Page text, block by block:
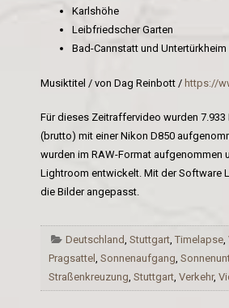
Karlshöhe
Leibfriedscher Garten
Bad-Cannstatt und Untertürkheim
Musiktitel / von Dag Reinbott / https://
Für dieses Zeitraffervideo wurden 7.933
(brutto) mit einer Nikon D850
wurden im RAW-Format aufgenommen
Lightroom entwickelt. Mit der Software
die Bilder angepasst.
Deutschland ,Stuttgart ,Timelapse ,
Pragsattel Sonnenaufgang
Straßenkreuzung Stuttgart Verkehr,